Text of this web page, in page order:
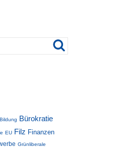
Bildung Bürokratie
EU Filz Finanzen
Grünliberale